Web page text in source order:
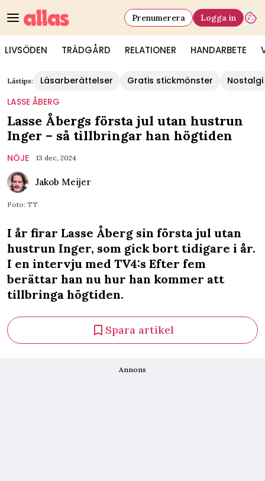
LIVSÖDEN TRÄDGÅRD RELATIONER HANDARBETE
Prenumerera Logga in
Lästips: Läsarberättelser Gratis stickmönster
Nostalgi
LASSE ÅBERG
Lasse Åbergs första jul utan hustrun
Inger – så tillbringar han högtiden
NÖJE 13 dec, 2024
Jakob Meijer
Foto: TT
I år firar Lasse Åberg sin första jul utan
hustrun Inger, som gick bort tidigare i år.
I en intervju med TV4:s Efter fem
berättar han nu hur han kommer att
tillbringa högtiden.
Spara artikel
Annons